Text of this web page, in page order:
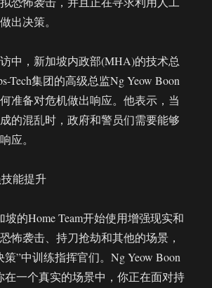
出决策。
中，新加坡内政部(MHA)的技术总
Tech集团的高级总监Ng Yeow Boon
准备对危机做出响应。他表示，当
的混乱时，政府和警员们需要能够
应。
能提升
的Home Team开始使用增强现实和
怖袭击、持刀抢劫和其他的场景，
”中训练指挥官们。Ng Yeow Boon
在一个真实的场景中，你正在面对持